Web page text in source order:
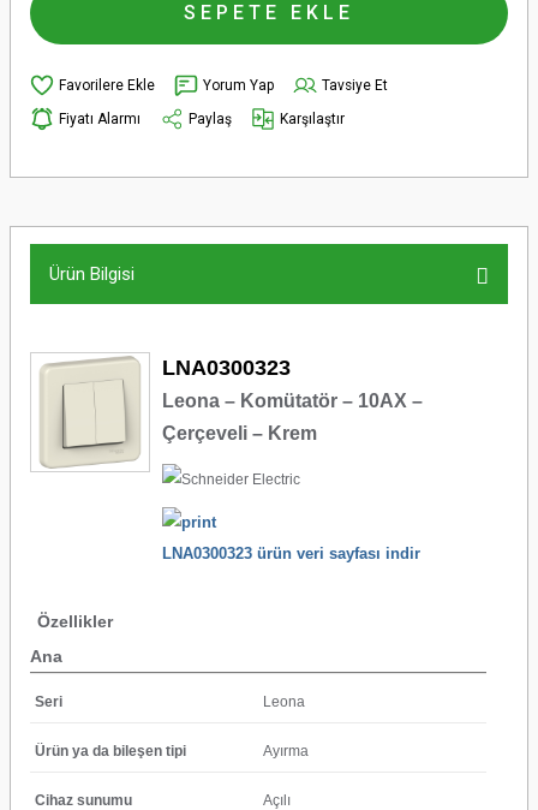
SEPETE EKLE
Yorum Yap
Tavsiye Et
Fiyatı Alarmı
Paylaş Karşılaştır
Ürün Bilgisi
LNA0300323
Leona – Komütatör – 10AX –
Çerçeveli – Krem
LNA0300323 ürün veri sayfası indir
Özellikler
Ana
Seri Leona
Ürün ya da bileşen tipi Ayırma
Cihaz sunumu Açılı